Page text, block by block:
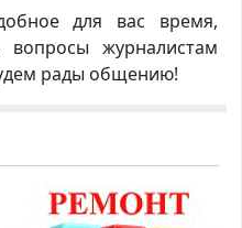
для вас время,
журналистам
рады общению!